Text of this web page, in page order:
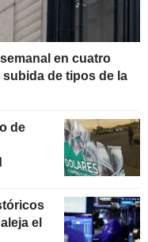
en cuatro
subida de tipos de la
de
el